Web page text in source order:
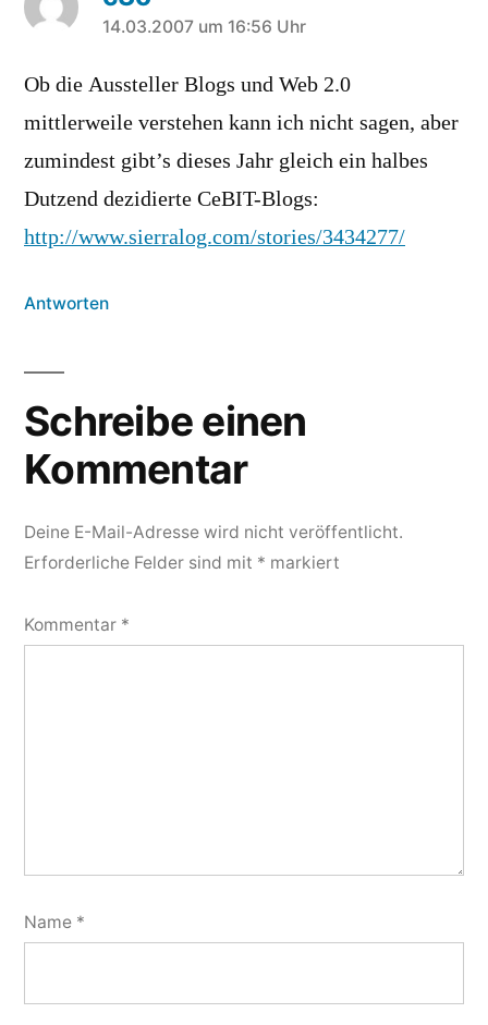
sagt:
14.03.2007 um 16:56 Uhr
Ob die Aussteller Blogs und Web 2.0
mittlerweile verstehen kann ich nicht sagen, aber
zumindest gibt’s dieses Jahr gleich ein halbes
Dutzend dezidierte CeBIT-Blogs:
http://www.sierralog.com/stories/3434277/
Antworten
Schreibe einen
Kommentar
Deine E-Mail-Adresse wird nicht veröffentlicht.
Erforderliche Felder sind mit * markiert
Kommentar *
Name *